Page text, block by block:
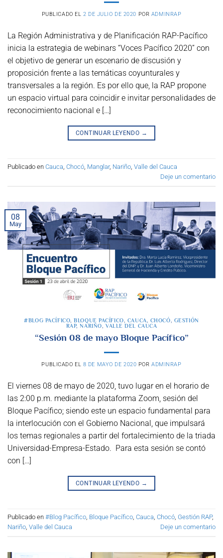
PUBLICADO EL 2 DE JULIO DE 2020 POR ADMINRAP
La Región Administrativa y de Planificación RAP-Pacífico
inicia la estrategia de webinars “Voces Pacífico 2020” con
el objetivo de generar un escenario de discusión y
proposición frente a las temáticas coyunturales y
transversales a la región. Es por ello que, la RAP propone
un espacio virtual para coincidir e invitar personalidades de
reconocimiento nacional e […]
CONTINUAR LEYENDO →
Publicado en Cauca, Chocó, Manglar, Nariño, Valle del Cauca
Deje un comentario
08
May
#BLOG PACÍFICO,BLOQUE PACÍFICO, CAUCA, CHOCÓ, GESTIÓN
RAP,NARIÑO, VALLE DEL CAUCA
“Sesión 08 de mayo Bloque Pacífico”
PUBLICADO EL 8 DE MAYO DE 2020 PORADMINRAP
El viernes 08 de mayo de 2020, tuvo lugar en el horario de
las 2:00 p.m. mediante la plataforma Zoom, sesión del
Bloque Pacífico; siendo este un espacio fundamental para
la interlocución con el Gobierno Nacional, que impulsará
los temas regionales a partir del fortalecimiento de la triada
Universidad-Empresa-Estado. Para esta sesión se contó
con […]
CONTINUAR LEYENDO →
Publicado en #Blog Pacífico, Bloque Pacífico, Cauca, Chocó, Gestión RAP,
Nariño, Valle del Cauca Deje un comentario